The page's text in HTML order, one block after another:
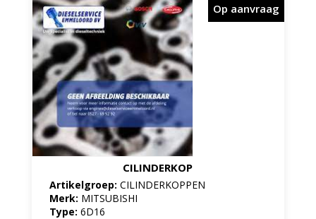
CILINDERKOP
Artikelgroep: CILINDERKOPPEN
Merk: MITSUBISHI
Type: 6D16
Op aanvraag